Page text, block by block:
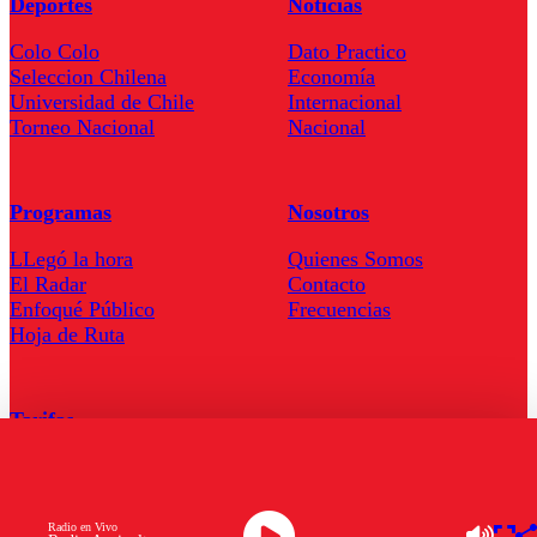
Radio en Vivo
Deportes
Colo Colo
Seleccion Chilena
Universidad de Chile
Torneo Nacional
Noticias
Dato Practico
Economía
Internacional
Nacional
Programas
LLegó la hora
El Radar
Enfoqué Público
Hoja de Ruta
Nosotros
Quienes Somos
Contacto
Frecuencias
Tarifas